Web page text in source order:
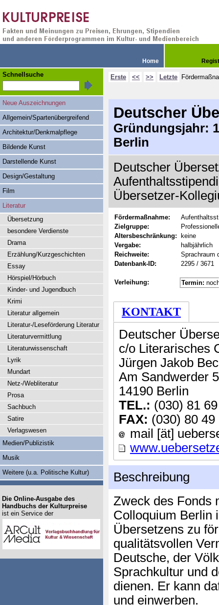
Home
Erste << >> Letzte
Deutscher
Gründungsjahr:
Berlin
Deutscher
Übersetzer-
Fördermaßnahme:
Zielgruppe:
Altersbeschränkung:
keine
Vergabe:
halbjährlich
Reichweite:
Sprachraum
Datenbank-ID:
2295 / 3671
Verleihung: Termin:
KONTAKT
Deutscher
c/o Literarisches
Jürgen Jakob
Am Sandwerder 5
14190 Berlin
TEL.: (030) 81
FAX: (030) 80 49
mail [ät]
Beschreibung
Zweck des Fonds
Colloquium Berlin
Übersetzens zu
qualitätsvollen
Deutsche, der
Sprachkultur und
dienen. Er kann
und einwerben.
Schnellsuche
Neue Auszeichnungen
Allgemein/Spartenübergreifend
Architektur/Denkmalpflege
Bildende Kunst
Darstellende Kunst
Design/Gestaltung
Film
Literatur
Übersetzung
besondere Verdienste
Drama
Erzählung/Kurzgeschichten
Essay
Hörspiel/Hörbuch
Kinder- und Jugendbuch
Krimi
Literatur allgemein
Literatur-/Leseförderung Literatur
Literaturvermittlung
Literaturwissenschaft
Lyrik
Mundart
Netz-/Webliteratur
Prosa
Sachbuch
Satire
Verlagswesen
Medien/Publizistik
Musik
Weitere (u.a. Politische Kultur)
Die Online-Ausgabe des
Handbuchs der Kulturpreise
ist ein Service der